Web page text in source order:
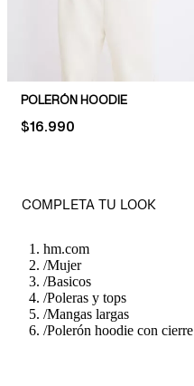
POLERÓN HOODIE
PRICE:
$16.990
COMPLETA TU LOOK
hm.com
/Mujer
/Basicos
/Poleras y tops
/Mangas largas
/Polerón hoodie con cierre